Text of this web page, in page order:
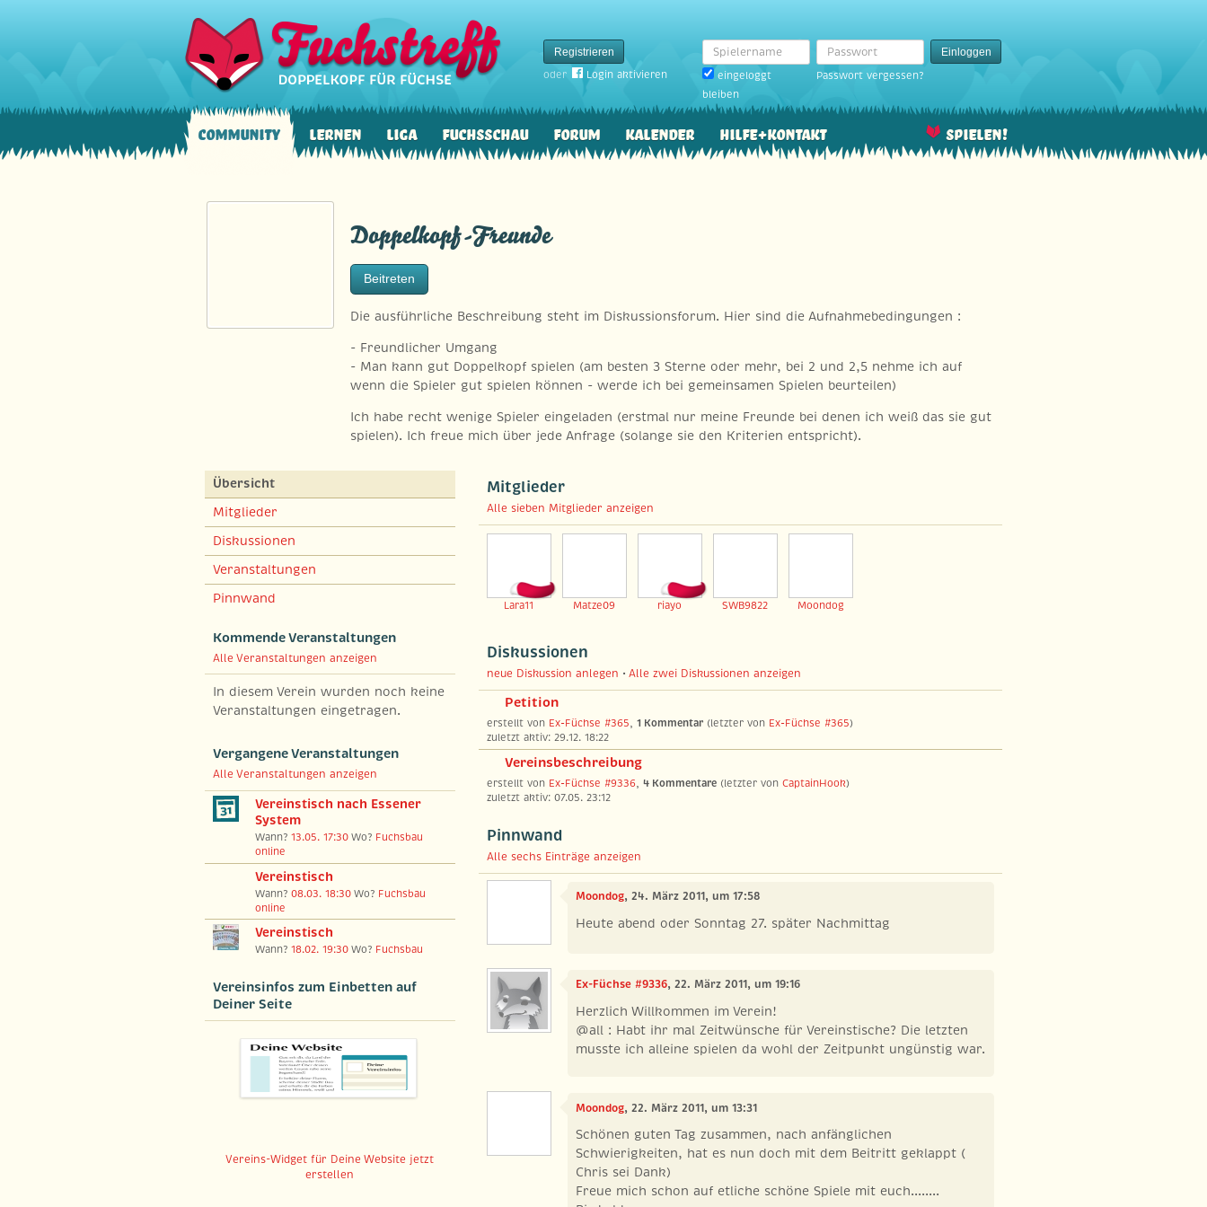
Registrieren
oder
Login aktivieren
Spielername
eingeloggt
bleiben
Passwort
Einloggen
Passwort vergessen?
Community Lernen Liga Fuchsschau Forum Kalender Hilfe+Kontakt Spielen!
Doppelkopf-Freunde
Beitreten
Die ausführliche Beschreibung steht im Diskussionsforum. Hier sind die Aufnahmebedingungen :
- Freundlicher Umgang
- Man kann gut Doppelkopf spielen (am besten 3 Sterne oder mehr, bei 2 und 2,5 nehme ich auf
wenn die Spieler gut spielen können - werde ich bei gemeinsamen Spielen beurteilen)
Ich habe recht wenige Spieler eingeladen (erstmal nur meine Freunde bei denen ich weiß das sie gut
spielen). Ich freue mich über jede Anfrage (solange sie den Kriterien entspricht).
Übersicht
Mitglieder
Diskussionen
Veranstaltungen
Pinnwand
Kommende Veranstaltungen
Alle Veranstaltungen anzeigen
In diesem Verein wurden noch keine
Veranstaltungen eingetragen.
Vergangene Veranstaltungen
Alle Veranstaltungen anzeigen
Vereinstisch nach Essener
System
Wann?13.05. 17:30 Wo? Fuchsbau
online
Vereinstisch
Wann?08.03. 18:30 Wo? Fuchsbau
online
Vereinstisch
Wann?18.02. 19:30 Wo? Fuchsbau
Vereinsinfos zum Einbetten auf
Deiner Seite
Vereins-Widget für Deine Website jetzt
erstellen
Mitglieder
Alle sieben Mitglieder anzeigen
Lara11 Matze09 riayo SWB9822 Moondog
Diskussionen
neue Diskussion anlegen • Alle zwei Diskussionen anzeigen
Petition
erstellt von Ex-Füchse #365, 1 Kommentar(letzter von Ex-Füchse #365)
zuletzt aktiv: 29.12. 18:22
Vereinsbeschreibung
erstellt von Ex-Füchse #9336, 4 Kommentare(letzter von CaptainHook)
zuletzt aktiv: 07.05. 23:12
Pinnwand
Alle sechs Einträge anzeigen
Moondog, 24. März 2011, um 17:58
Heute abend oder Sonntag 27. später Nachmittag
Ex-Füchse #9336, 22. März 2011, um 19:16
Herzlich Willkommen im Verein!
@all : Habt ihr mal Zeitwünsche für Vereinstische? Die letzten
musste ich alleine spielen da wohl der Zeitpunkt ungünstig war.
Moondog, 22. März 2011, um 13:31
Schönen guten Tag zusammen, nach anfänglichen
Schwierigkeiten, hat es nun doch mit dem Beitritt geklappt (
Chris sei Dank)
Freue mich schon auf etliche schöne Spiele mit euch........